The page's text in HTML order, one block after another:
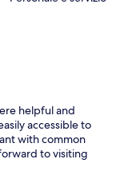
helpful and
accessible to
with common
to visiting